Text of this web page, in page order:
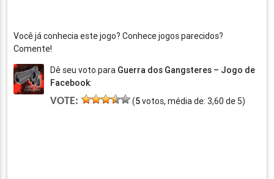
Você já conhecia este jogo? Conhece jogos parecidos?
Comente!
Dê seu voto para Guerra dos Gangsteres – Jogo de
Facebook:
VOTE: (5votos, média de:3,60 de 5)